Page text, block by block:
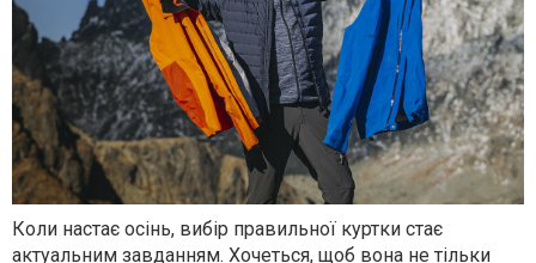
Коли настає осінь, вибір правильної куртки стає
актуальним завданням. Хочеться, щоб вона не тільки